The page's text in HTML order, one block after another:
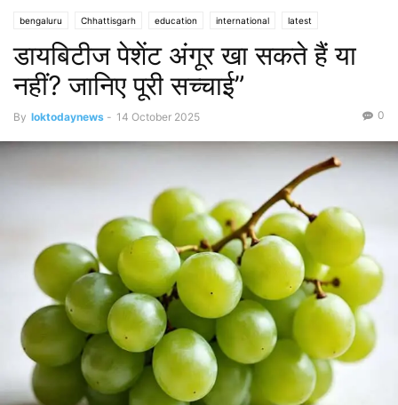
bengaluru Chhattisgarh education international latest
Madhypradesh national new delhi punjab/ haryana
rajasthan religion/society sikkim special U.P. Uttarakhand
uttarpradesh vastu-health महाराष्ट्र/ मुंबई
डायबिटीज पेशेंट अंगूर खा सकते हैं या
नहीं? जानिए पूरी सच्चाई”
By loktodaynews - 14 October 2025 0